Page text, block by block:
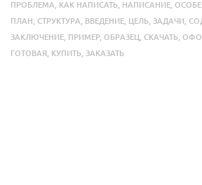
ПРОБЛЕМА
КАК НАПИСАТЬ НАПИСАНИЕ
ПЛАН
СТРУКТУРА ВВЕДЕНИЕ ЦЕЛЬ ЗАДАЧИ
ЗАКЛЮЧЕНИЕ
ПРИМЕР, ОБРАЗЕЦ СКАЧАТЬ
ГОТОВАЯ
КУПИТЬ ЗАКАЗАТЬ